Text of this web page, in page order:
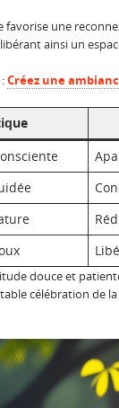
favorise une
ainsi un
Créez une
douce et
célébration de